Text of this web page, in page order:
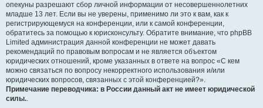
опекуны разрешают сбор личной информации от несовершеннолетних
младше 13 лет. Если вы не уверены, применимо ли это к вам, как к
регистрирующемуся на конференции, или к самой конференции,
обратитесь за помощью к юрисконсульту. Обратите внимание, что phpBB
Limited администрация данной конференции не может давать
рекомендаций по правовым вопросам и не является объектом
юридических отношений, кроме указанных в ответе на вопрос «С кем
можно связаться по вопросу некорректного использования и/или
юридических вопросов, связанных с этой конференцией?».
Примечание переводчика: в России данный акт не имеет юридической
силы..